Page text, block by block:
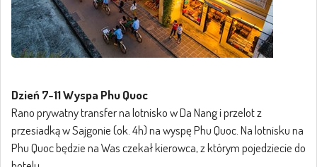
Dzień 7-11 Wyspa Phu Quoc
Rano prywatny transfer na lotnisko w Da Nang i przelot z
przesiadką w Sajgonie (ok. 4h) na wyspę Phu Quoc. Na lotnisku na
Phu Quoc będzie na Was czekał kierowca, z którym pojedziecie do